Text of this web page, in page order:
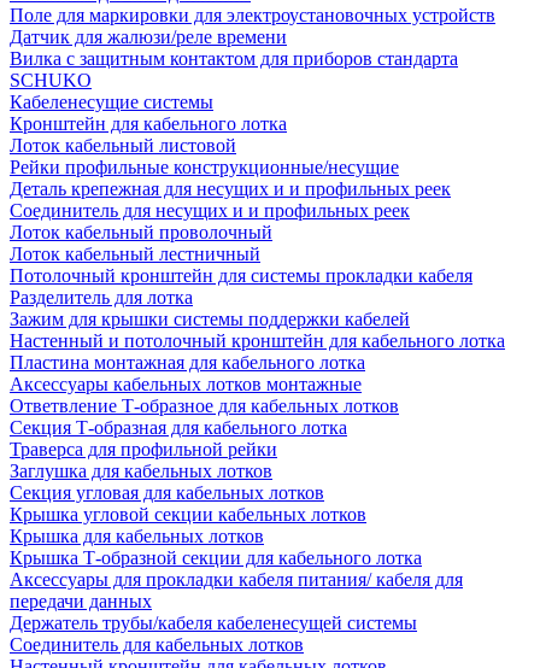
Поле для маркировки для электроустановочных устройств
Датчик для жалюзи/реле времени
Вилка с защитным контактом для приборов стандарта
SCHUKO
Кабеленесущие системы
Кронштейн для кабельного лотка
Лоток кабельный листовой
Рейки профильные конструкционные/несущие
Деталь крепежная для несущих и и профильных реек
Соединитель для несущих и и профильных реек
Лоток кабельный проволочный
Лоток кабельный лестничный
Потолочный кронштейн для системы прокладки кабеля
Разделитель для лотка
Зажим для крышки системы поддержки кабелей
Настенный и потолочный кронштейн для кабельного лотка
Пластина монтажная для кабельного лотка
Аксессуары кабельных лотков монтажные
Ответвление Т-образное для кабельных лотков
Секция Т-образная для кабельного лотка
Траверса для профильной рейки
Заглушка для кабельных лотков
Секция угловая для кабельных лотков
Крышка угловой секции кабельных лотков
Крышка для кабельных лотков
Крышка Т-образной секции для кабельного лотка
Аксессуары для прокладки кабеля питания/ кабеля для
передачи данных
Держатель трубы/кабеля кабеленесущей системы
Соединитель для кабельных лотков